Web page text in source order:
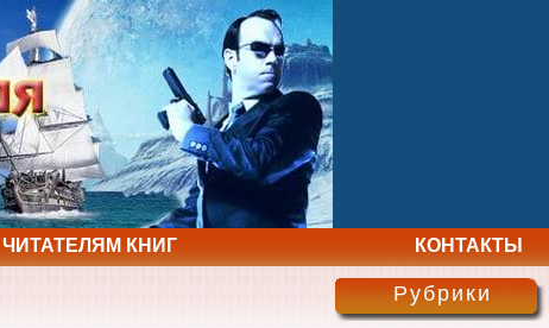
КНИГ КОНТАКТЫ
Рубрики